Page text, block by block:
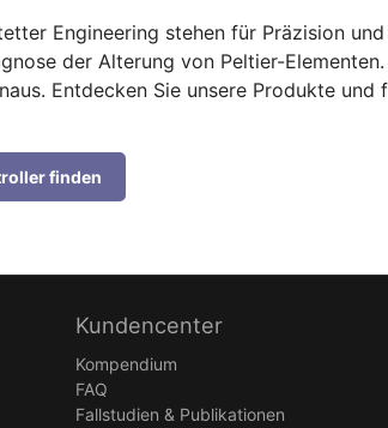
Engineering stehen für Präzision
der Alterung von Peltier-
Entdecken Sie unsere Produkte
finden
Kundencenter
Kompendium
FAQ
Fallstudien & Publikationen